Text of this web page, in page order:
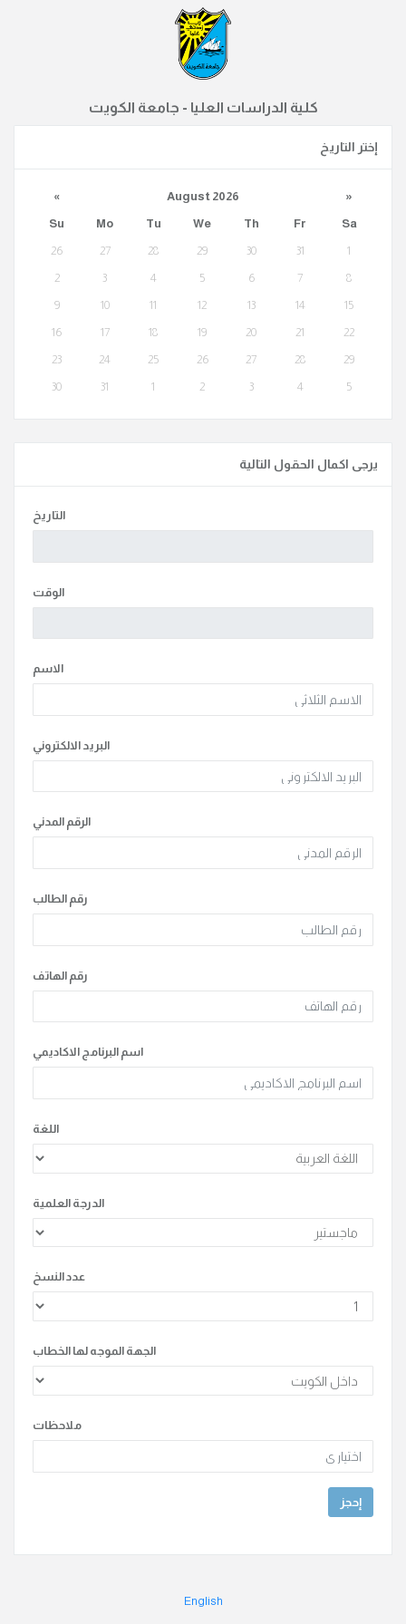
كلية الدراسات العليا - جامعة الكويت
إختر التاريخ
« August 2026
»
Su
Mo Tu We Th Fr
Sa
26
27 28 29 30 31
1
2
3 4 5 6 7
8
9
10 11 12 13 14
15
16
17 18 19 20 21
22
23
24 25 26 27 28
29
30
31 1 2 3 4 5
يرجى اكمال الحقول التالية
التاريخ
الوقت
الاسم
البريد الالكتروني
الرقم المدني
رقم الطالب
رقم الهاتف
اسم البرنامج الاكاديمي
اللغة
الدرجة العلمية
عدد النسخ
الجهة الموجه لها الخطاب
ملاحظات
إحجز
English